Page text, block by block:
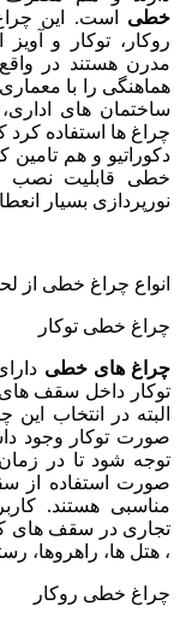
خطی است. این
روکار، توکار و
مدرن هستند در
هماهنگی را با
ساختمان های
چراغ ها استفاده
دکوراتیو و هم تامین
خطی قابلیت نصب
نورپردازی بسیار
انواع چراغ خطی از
چراغ خطی توکار
چراغ های خطی
توکار داخل سقف
البته در انتخاب
صورت توکار وجود
توجه شود تا در
صورت استفاده از
مناسبی هستند.
تجاری در سقف های
، هتل ها، راهروها،
چراغ خطی روکار